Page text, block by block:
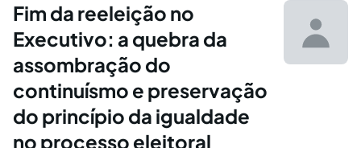
Fim da reeleição no
Executivo: a quebra da
assombração do
continuísmo e preservação
do princípio da igualdade
no processo eleitoral